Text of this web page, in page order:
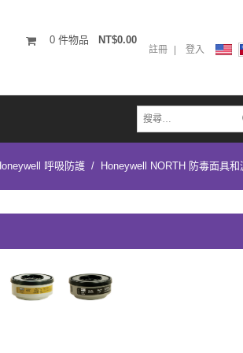
註冊 登入
0 件物品 NT$0.00
呼吸防護 / Honeywell NORTH 防毒面具和